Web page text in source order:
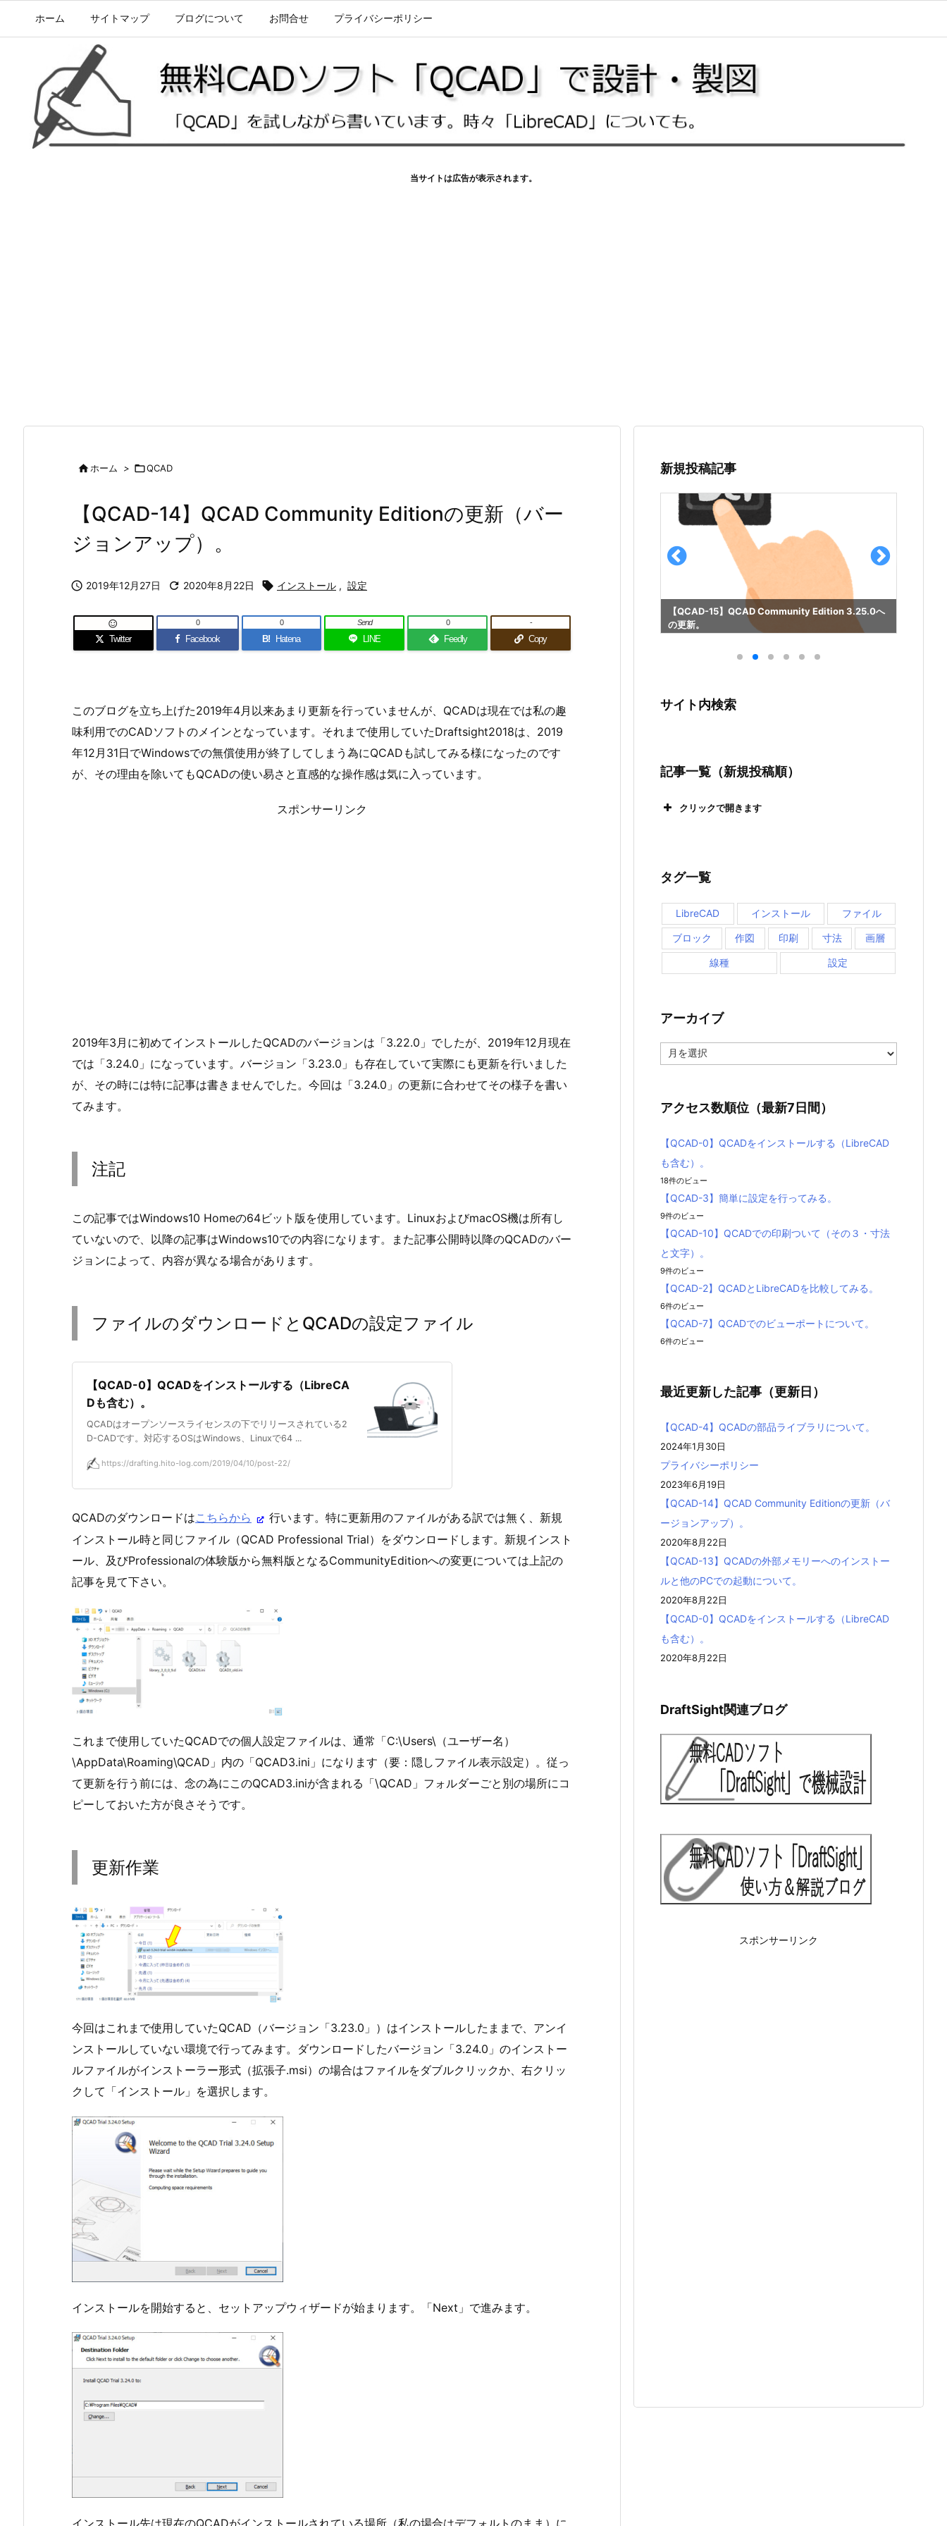
ホーム サイトマップ ブログについて お問合せ プライバシーポリシー
当サイトは広告が表示されます。
ホーム > QCAD
【QCAD-14】QCAD Community Editionの更新（バー
ジョンアップ）。
 2019年12月27日  2020年8月22日  インストール , 設定
Twitter

Facebook
0
B! Hatena
0
LINE
Send
Feedly
0
Copy
-
このブログを立ち上げた2019年4月以来あまり更新を行っていませんが、QCADは現在では私の趣
味利用でのCADソフトのメインとなっています。それまで使用していたDraftsight2018は、2019
年12月31日でWindowsでの無償使用が終了してしまう為にQCADも試してみる様になったのです
が、その理由を除いてもQCADの使い易さと直感的な操作感は気に入っています。
スポンサーリンク
2019年3月に初めてインストールしたQCADのバージョンは「3.22.0」でしたが、2019年12月現在
では「3.24.0」になっています。バージョン「3.23.0」も存在していて実際にも更新を行いました
が、その時には特に記事は書きませんでした。今回は「3.24.0」の更新に合わせてその様子を書い
てみます。
注記
この記事ではWindows10 Homeの64ビット版を使用しています。LinuxおよびmacOS機は所有し
ていないので、以降の記事はWindows10での内容になります。また記事公開時以降のQCADのバー
ジョンによって、内容が異なる場合があります。
ファイルのダウンロードとQCADの設定ファイル
【QCAD-0】QCADをインストールする（LibreCA
Dも含む）。
QCADはオープンソースライセンスの下でリリースされている2
D-CADです。対応するOSはWindows、Linuxで64 ...
https://drafting.hito-log.com/2019/04/10/post-22/
QCADのダウンロードはこちらから
行います。特に更新用のファイルがある訳では無く、新規
インストール時と同じファイル（QCAD Professional Trial）をダウンロードします。新規インスト
ール、及びProfessionalの体験版から無料版となるCommunityEditionへの変更については上記の
記事を見て下さい。
これまで使用していたQCADでの個人設定ファイルは、通常「C:\Users\（ユーザー名）
\AppData\Roaming\QCAD」内の「QCAD3.ini」になります（要：隠しファイル表示設定）。従っ
て更新を行う前には、念の為にこのQCAD3.iniが含まれる「\QCAD」フォルダーごと別の場所にコ
ピーしておいた方が良さそうです。
更新作業
今回はこれまで使用していたQCAD（バージョン「3.23.0」）はインストールしたままで、アンイ
ンストールしていない環境で行ってみます。ダウンロードしたバージョン「3.24.0」のインストー
ルファイルがインストーラー形式（拡張子.msi）の場合はファイルをダブルクリックか、右クリッ
クして「インストール」を選択します。
インストールを開始すると、セットアップウィザードが始まります。「Next」で進みます。
新規投稿記事
２・公差他）。 １・基本部分）。
【QCAD-15】QCAD Community Edition 3.25.0へ
の更新。
サイト内検索
記事一覧（新規投稿順）
クリックで開きます
【QCAD-14】QCAD Community Editionの更新
（バージョンアップ）。
【QCAD-13】QCADの外部メモリーへのインス
トールと他のPCでの起動について。
【QCAD-12】QCADでの寸法記入を見てみる
（その１・基本部分）。
【QCAD-10】QCADでの印刷ついて（その３・
寸法と文字）。
画層とブロック）。
設定）。
【QCAD-7】QCADでのビューポートについて。
【QCAD-6】画層（レイヤー）と線種について。
【QCAD-5】線を引いてみる。
【QCAD-4】QCADの部品ライブラリについて。
【QCAD-3】簡単に設定を行ってみる。
【QCAD-2】QCADとLibreCADを比較してみ
る。
【QCAD-1】QCADのProfessionalとCommunity
Editionの違いを見てみる。
【QCAD-0】QCADをインストールする（LibreC
タグ一覧
LibreCAD インストール ファイル
ブロック 作図 印刷 寸法 画層
線種 設定
アーカイブ
ー
ブ
アクセス数順位（最新7日間）
【QCAD-0】QCADをインストールする（LibreCAD
も含む）。
18件のビュー
【QCAD-3】簡単に設定を行ってみる。
9件のビュー
【QCAD-10】QCADでの印刷ついて（その３・寸法
と文字）。
9件のビュー
【QCAD-2】QCADとLibreCADを比較してみる。
6件のビュー
【QCAD-7】QCADでのビューポートについて。
6件のビュー
最近更新した記事（更新日）
【QCAD-4】QCADの部品ライブラリについて。
2024年1月30日
プライバシーポリシー
2023年6月19日
【QCAD-14】QCAD Community Editionの更新（バ
ージョンアップ）。
2020年8月22日
【QCAD-13】QCADの外部メモリーへのインストー
ルと他のPCでの起動について。
2020年8月22日
【QCAD-0】QCADをインストールする（LibreCAD
も含む）。
2020年8月22日
DraftSight関連ブログ
スポンサーリンク